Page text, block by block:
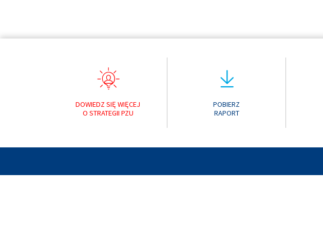
DOWIEDZ SIĘ WIĘCEJ
O STRATEGII PZU
POBIERZ
RAPORT